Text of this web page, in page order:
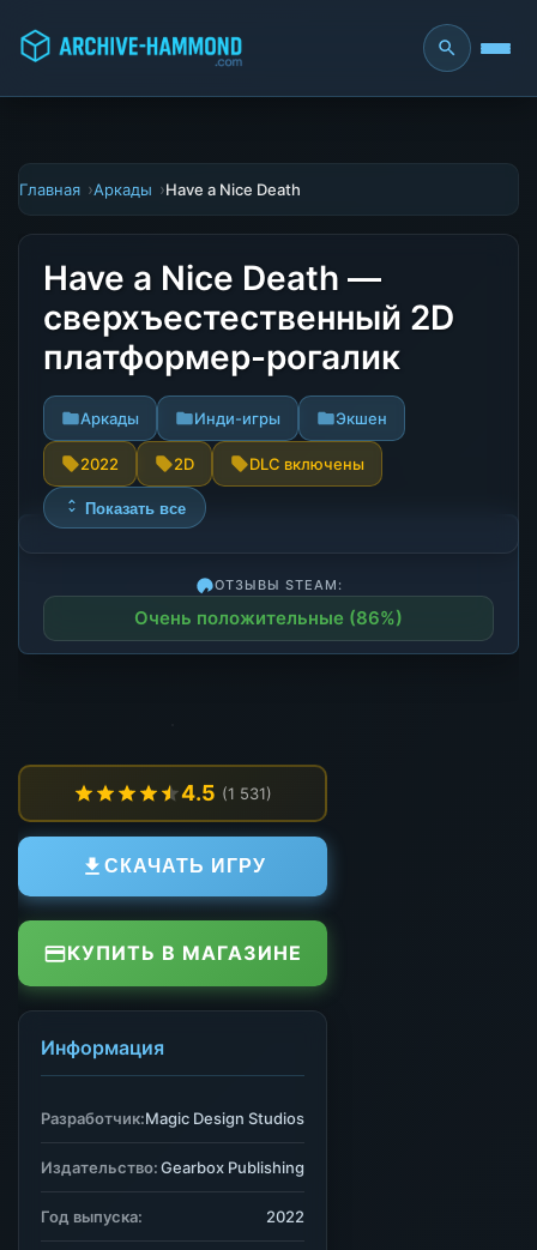
Главная Аркады Have a Nice Death
Have a Nice Death —
сверхъестественный 2D
платформер-рогалик
Аркады Инди-игры Экшен
2022 2D DLC включены
Показать все
ОТЗЫВЫ STEAM:
Очень положительные (86%)
4.5 (1 531)
СКАЧАТЬ ИГРУ
КУПИТЬ В МАГАЗИНЕ
Информация
Разработчик:Magic Design Studios
Издательство:Gearbox Publishing
Год выпуска: 2022